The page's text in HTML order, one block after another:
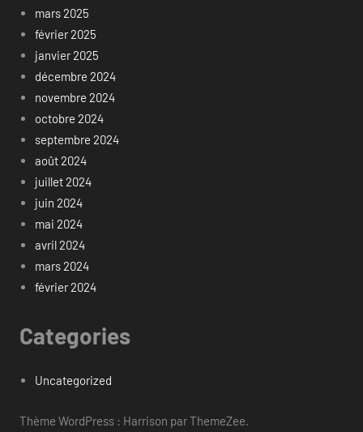
mars 2025
février 2025
janvier 2025
décembre 2024
novembre 2024
octobre 2024
septembre 2024
août 2024
juillet 2024
juin 2024
mai 2024
avril 2024
mars 2024
février 2024
Categories
Uncategorized
Thème WordPress : Harrison par ThemeZee.